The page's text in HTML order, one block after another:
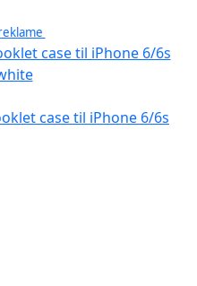
case til iPhone 6/6s